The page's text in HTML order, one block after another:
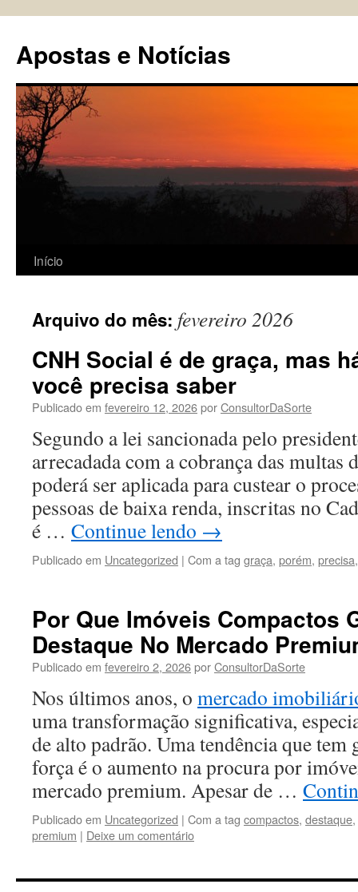
conteúdo
Apostas e Notícias
Início
Arquivo do mês: fevereiro 2026
CNH Social é de graça, mas
você precisa saber
Publicado em fevereiro 12, 2026porConsultorDaSorte
Segundo a lei sancionada pelo
arrecadada com a cobrança das multas
poderá ser aplicada para custear o
pessoas de baixa renda, inscritas no
é … Continue lendo →
Publicado em Uncategorized | Com a tag graça, porém, precisa
Por Que Imóveis Compactos
Destaque No Mercado
Publicado em fevereiro 2, 2026porConsultorDaSorte
Nos últimos anos, o mercado
uma transformação significativa,
de alto padrão. Uma tendência que tem
força é o aumento na procura por
mercado premium. Apesar de …
Publicado em Uncategorized | Com a tag compactos, destaque,
premium | Deixe um comentário